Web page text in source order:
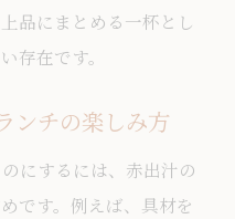
品にまとめる一杯とし
存在です。
ンチの楽しみ方
にするには、赤出汁の
です。例えば、具材を